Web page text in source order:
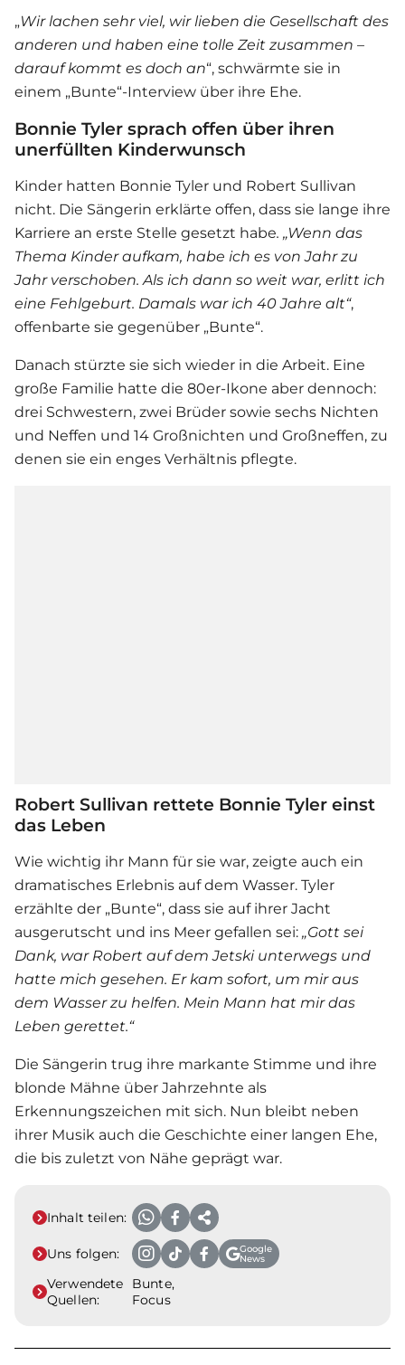
„Wir lachen sehr viel, wir lieben die Gesellschaft des
anderen und haben eine tolle Zeit zusammen –
darauf kommt es doch an“, schwärmte sie in
einem „Bunte“-Interview über ihre Ehe.
Bonnie Tyler sprach offen über ihren
unerfüllten Kinderwunsch
Kinder hatten Bonnie Tyler und Robert Sullivan
nicht. Die Sängerin erklärte offen, dass sie lange ihre
Karriere an erste Stelle gesetzt habe. „Wenn das
Thema Kinder aufkam, habe ich es von Jahr zu
Jahr verschoben. Als ich dann so weit war, erlitt ich
eine Fehlgeburt. Damals war ich 40 Jahre alt“,
offenbarte sie gegenüber „Bunte“.
Danach stürzte sie sich wieder in die Arbeit. Eine
große Familie hatte die 80er-Ikone aber dennoch:
drei Schwestern, zwei Brüder sowie sechs Nichten
und Neffen und 14 Großnichten und Großneffen, zu
denen sie ein enges Verhältnis pflegte.
Robert Sullivan rettete Bonnie Tyler einst
das Leben
Wie wichtig ihr Mann für sie war, zeigte auch ein
dramatisches Erlebnis auf dem Wasser. Tyler
erzählte der „Bunte“, dass sie auf ihrer Jacht
ausgerutscht und ins Meer gefallen sei: „Gott sei
Dank, war Robert auf dem Jetski unterwegs und
hatte mich gesehen. Er kam sofort, um mir aus
dem Wasser zu helfen. Mein Mann hat mir das
Leben gerettet.“
Die Sängerin trug ihre markante Stimme und ihre
blonde Mähne über Jahrzehnte als
Erkennungszeichen mit sich. Nun bleibt neben
ihrer Musik auch die Geschichte einer langen Ehe,
die bis zuletzt von Nähe geprägt war.
Inhalt teilen:
Uns folgen:
Google
News
Verwendete
Quellen:
Bunte,
Focus